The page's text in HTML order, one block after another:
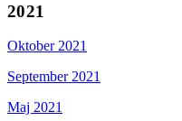
2021
Oktober 2021
September 2021
Maj 2021